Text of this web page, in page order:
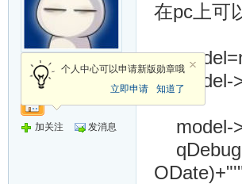
新手上路
个人中心可以申请新版勋章哦
立即申请
知道了
加关注 发消息
在pc上可
model-
model-